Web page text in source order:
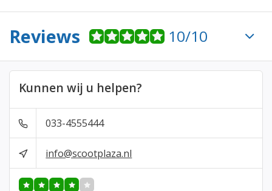
Reviews 10/10
Kunnen wij u helpen?
033-4555444
info@scootplaza.nl